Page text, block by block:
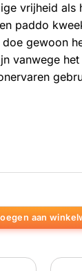
vrijheid als
paddo
gewoon
vanwege
aan